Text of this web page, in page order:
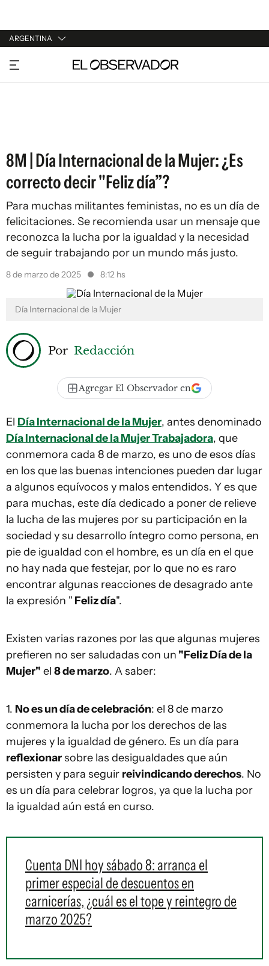
ARGENTINA
URUGUAY
ARGENTINA
8M | Día Internacional de la Mujer: ¿Es
correcto decir "Feliz día”?
Para muchas militantes feministas, no es un día de
felicitaciones. Se recomienda usar un mensaje que
reconozca la lucha por la igualdad y la necesidad
de seguir trabajando por un mundo más justo.
8 de marzo de 2025 8:12 hs
Día Internacional de la Mujer
Por Redacción
Agregar El Observador en
El Día Internacional de la Mujer, antes denominado
Día Internacional de la Mujer Trabajadora, que
conmemora cada 8 de marzo, es uno de esos días
en los que las buenas intenciones pueden dar lugar
a algunos equívocos y malos entendidos. Y es que
para muchas, este día dedicado a poner de relieve
la lucha de las mujeres por su participación en la
sociedad y su desarrollo íntegro como persona, en
pie de igualdad con el hombre, es un día en el que
no hay nada que festejar, por lo que no es raro
encontrar algunas reacciones de desagrado ante
la expresión " Feliz día".
Existen varias razones por las que algunas mujeres
prefieren no ser saludadas con un "Feliz Día de la
Mujer" el 8 de marzo. A saber:
1. No es un día de celebración: el 8 de marzo
conmemora la lucha por los derechos de las
mujeres y la igualdad de género. Es un día para
reflexionarsobre las desigualdades que aún
persisten y para seguir reivindicando derechos. No
es un día para celebrar logros, ya que la lucha por
la igualdad aún está en curso.
Cuenta DNI hoy sábado 8: arranca el
primer especial de descuentos en
carnicerías, ¿cuál es el tope y reintegro de
marzo 2025?